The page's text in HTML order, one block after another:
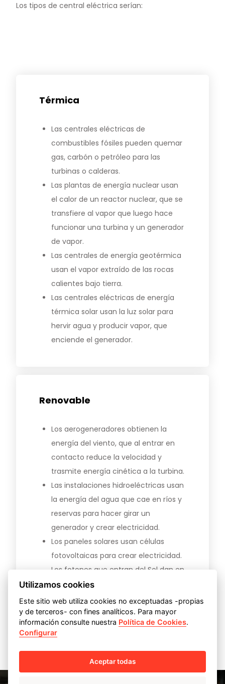
Noticias y medios
Los tipos de central eléctrica serían:
Térmica
Las centrales eléctricas de
combustibles fósiles pueden quemar
gas, carbón o petróleo para las
turbinas o calderas.
Las plantas de energía nuclear usan
el calor de un reactor nuclear, que se
transfiere al vapor que luego hace
funcionar una turbina y un generador
de vapor.
Las centrales de energía geotérmica
usan el vapor extraído de las rocas
calientes bajo tierra.
Las centrales eléctricas de energía
térmica solar usan la luz solar para
hervir agua y producir vapor, que
enciende el generador.
Renovable
Los aerogeneradores obtienen la
energía del viento, que al entrar en
contacto reduce la velocidad y
trasmite energía cinética a la turbina.
Las instalaciones hidroeléctricas usan
la energía del agua que cae en ríos y
reservas para hacer girar un
generador y crear electricidad.
Los paneles solares usan células
fotovoltaicas para crear electricidad.
Los fotones que entran del Sol dan en
los átomosde dentro de los
semiconductoresdel panel, lo que
hace que loselectrones fluyan.
Utilizamos cookies
Este sitio web utiliza cookies no exceptuadas -propias
y de terceros- con fines analíticos. Para mayor
información consulte nuestra Política de Cookies.
Configurar
Aceptar todas